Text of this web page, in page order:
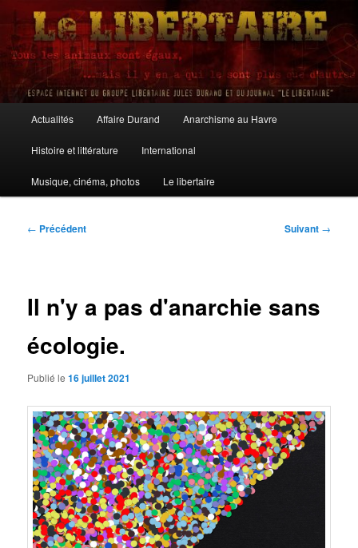
Aller
contenu
principalLe Libertaire
principal
Actualités Affaire Durand Anarchisme au Havre
Histoire et littérature International
Musique, cinéma, photos Le libertaire
Navigation
← Précédent Suivant →
Il n'y a pas d'anarchie sans
écologie.
Publié le16 juillet 2021